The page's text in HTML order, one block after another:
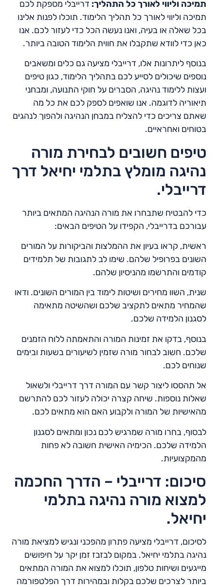
תמיכה וליווי לאורך כל התהליך: דרייבלי מספקת לכם
תמיכה וליווי לאורך כל תהליך הלימוד. תוכלו לפנות אלינו
בכל שאלה או בעיה, ואנו נעשה הכל כדי לעזור לכם. אנו
כאן כדי לוודא שתקבלו את חווית הלימוד הטובה ביותר.
בנוסף ליתרונות אלו, דרייבלי מציעה גם כלים ומשאבים
נוספים שיכולים לסייע לכם בתהליך הלימוד, כגון טיפים
ועצות ללימוד נהיגה, הסברים על חוקי התנועה, ומבחני
תיאוריה לדוגמה. אנו שואפים לספק לכם את כל מה
שאתם צריכים כדי להצליח במבחן הנהיגה ולהפוך לנהגים
בטוחים ואחראיים.
טיפים חשובים לבחירת מורה
נהיגה מומלץ בתלמי יחיאל דרך
דרייבלי.
כדי להבטיח שתבחרו את מורה הנהיגה המתאים ביותר
עבורכם בדרייבלי, הקפידו על הטיפים הבאים:
ראשית, קראו בעיון את ההמלצות והביקורות על המורים
השונים בפרופיל שלהם. שימו לב לתגובות של תלמידים
קודמים והתרשמו מהניסיון שלהם.
שנית, השוו מחירים ושיטות לימוד בין המורים השונים. ודאו
שהמחיר מתאים לתקציב שלכם ושהשיטה מתאימה
לסגנון הלמידה שלכם.
בנוסף, בדקו את זמינות המורה והתאמתה ללוח הזמנים
שלכם. חשוב לבחור מורה שזמין לשיעורים בשעות ובימים
שנוחים לכם.
אל תהססו ליצור קשר עם המורה דרך דרייבלי ולשאול
שאלות נוספות. שיחה קצרה יכולה לעזור לכם להתרשם
מהאישיות של המורה ולקבוע האם הוא מתאים לכם.
לבסוף, בחרו מורה שמרגיש לכם נכון ומתאים לסגנון
הלמידה שלכם. הכימיה האישית חשובה לא פחות
מהמקצועיות.
סיכום: דרייבלי – הדרך החכמה
למצוא מורה נהיגה בתלמי
יחיאל.
לסיכום, דרייבלי מציעה פתרון מהפכני ונגיש למציאת מורה
נהיגה בתלמי יחיאל. במקום לבזבז זמן יקר על חיפושים
מייגעים ושיחות טלפון, תוכלו למצוא את המורה המתאים
ביותר לצרכים שלכם בקלות ובמהירות דרך הפלטפורמה